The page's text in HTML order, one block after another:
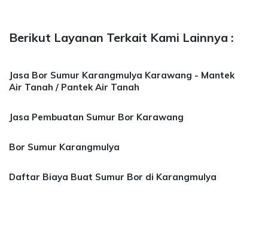
Berikut Layanan Terkait Kami Lainnya :
Jasa Bor Sumur Karangmulya Karawang - Mantek
Air Tanah / Pantek Air Tanah
Jasa Pembuatan Sumur Bor Karawang
Bor Sumur Karangmulya
Daftar Biaya Buat Sumur Bor di Karangmulya